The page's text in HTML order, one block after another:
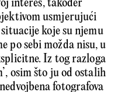
interes, također
usmjerujući
koje su njemu
po sebi možda nisu, u
Iz tog razloga
osim što ju od ostalih
fotografova